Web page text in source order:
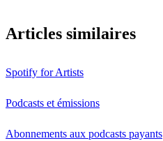
Articles similaires
Spotify for Artists
Podcasts et émissions
Abonnements aux podcasts payants